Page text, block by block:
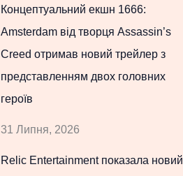
Концептуальний екшн 1666:
Amsterdam від творця Assassin’s
Creed отримав новий трейлер з
представленням двох головних
героїв
31 Липня, 2026
Relic Entertainment показала новий